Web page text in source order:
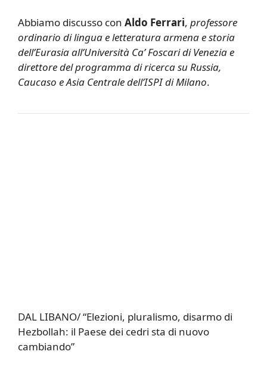
Abbiamo discusso con Aldo Ferrari, professore
ordinario di lingua e letteratura armena e storia
dell’Eurasia all’Università Ca’ Foscari di Venezia e
direttore del programma di ricerca su Russia,
Caucaso e Asia Centrale dell’ISPI di Milano.
DAL LIBANO/ “Elezioni, pluralismo, disarmo di
Hezbollah: il Paese dei cedri sta di nuovo
cambiando”